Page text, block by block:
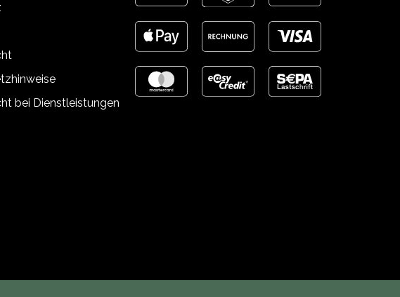
bei Dienstleistungen